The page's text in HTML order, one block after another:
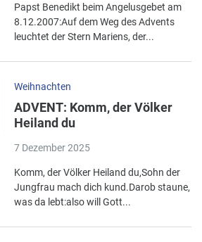
Papst Benedikt beim Angelusgebet am
8.12.2007:Auf dem Weg des Advents
leuchtet der Stern Mariens, der...
Weihnachten
ADVENT: Komm, der Völker
Heiland du
7 Dezember 2025
Komm, der Völker Heiland du,Sohn der
Jungfrau mach dich kund.Darob staune,
was da lebt:also will Gott...